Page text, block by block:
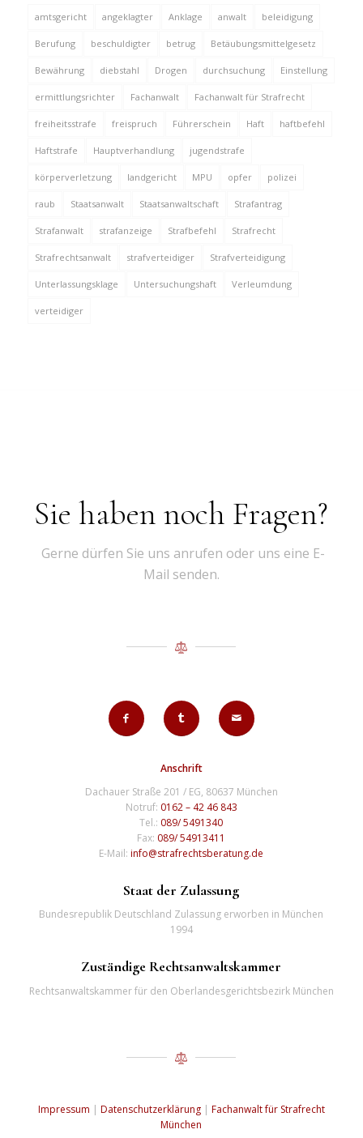
amtsgericht angeklagter Anklage anwalt beleidigung
Berufung beschuldigter betrug Betäubungsmittelgesetz
Bewährung diebstahl Drogen durchsuchung Einstellung
ermittlungsrichter Fachanwalt Fachanwalt für Strafrecht
freiheitsstrafe freispruch Führerschein Haft haftbefehl
Haftstrafe Hauptverhandlung jugendstrafe
körperverletzung landgericht MPU opfer polizei
raub Staatsanwalt Staatsanwaltschaft Strafantrag
Strafanwalt strafanzeige Strafbefehl Strafrecht
Strafrechtsanwalt strafverteidiger Strafverteidigung
Unterlassungsklage Untersuchungshaft Verleumdung
verteidiger
Sie haben noch Fragen?
Gerne dürfen Sie uns anrufen oder uns eine E-
Mail senden.
Anschrift
Dachauer Straße 201 / EG, 80637 München
Notruf: 0162 – 42 46 843
Tel.: 089/ 5491340
Fax: 089/ 54913411
E-Mail:info@strafrechtsberatung.de
Staat der Zulassung
Bundesrepublik Deutschland Zulassung erworben in München
1994
Zuständige Rechtsanwaltskammer
Rechtsanwaltskammer für den Oberlandesgerichtsbezirk München
Impressum | Datenschutzerklärung| Fachanwalt für Strafrecht
München